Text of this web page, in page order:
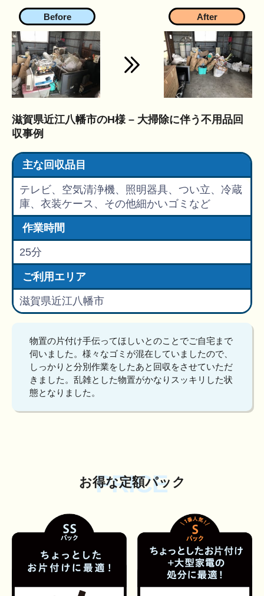
滋賀県近江八幡市のH様 – 大掃除に伴う不用品回
収事例
物置の片付け手伝ってほしいとのことでご自宅まで
伺いました。様々なゴミが混在していましたので、
しっかりと分別作業をしたあと回収をさせていただ
きました。乱雑とした物置がかなりスッキリした状
態となりました。
主な回収品目
テレビ、空気清浄機、照明器具、つい立、冷蔵
庫、衣装ケース、その他細かいゴミなど
作業時間
25分
ご利用エリア
滋賀県近江八幡市
PRICE
お得な定額パック